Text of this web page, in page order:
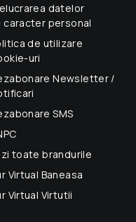
datelor
caracter personal
de utilizare
uri
Newsletter /
SMS
toate brandurile
Virtual Baneasa
Virtual Virtutii